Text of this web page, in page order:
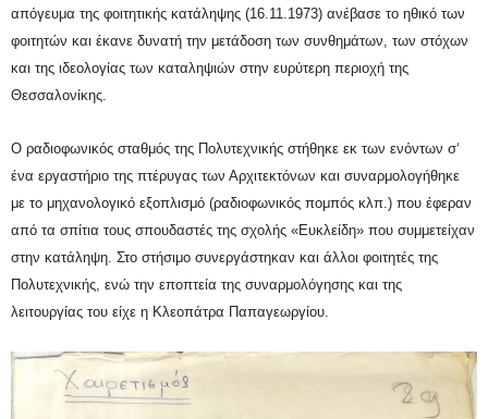
απόγευμα της φοιτητικής κατάληψης (16.11.1973) ανέβασε το ηθικό των
φοιτητών και έκανε δυνατή την μετάδοση των συνθημάτων, των στόχων
και της ιδεολογίας των καταληψιών στην ευρύτερη περιοχή της
Θεσσαλονίκης.
Ο ραδιοφωνικός σταθμός της Πολυτεχνικής στήθηκε εκ των ενόντων σ‘
ένα εργαστήριο της πτέρυγας των Αρχιτεκτόνων και συναρμολογήθηκε
με το μηχανολογικό εξοπλισμό (ραδιοφωνικός πομπός κλπ.) που έφεραν
από τα σπίτια τους σπουδαστές της σχολής «Ευκλείδη» που συμμετείχαν
στην κατάληψη. Στο στήσιμο συνεργάστηκαν και άλλοι φοιτητές της
Πολυτεχνικής, ενώ την εποπτεία της συναρμολόγησης και της
λειτουργίας του είχε η Κλεοπάτρα Παπαγεωργίου.